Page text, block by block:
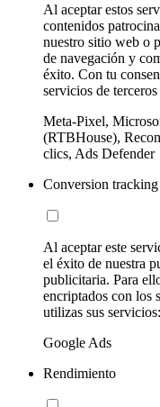
Al aceptar estos
contenidos
nuestro sitio web o
de navegación y
éxito. Con tu
servicios de
Meta-Pixel,
(RTBHouse),
clics, Ads Defender
Conversion
Al aceptar este
el éxito de nuestra
publicitaria. Para
encriptados con los
utilizas sus servicios:
Google Ads
Rendimiento